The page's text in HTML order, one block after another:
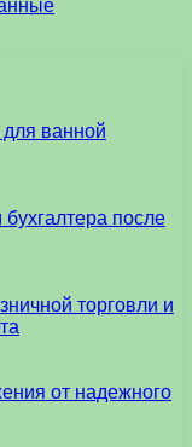
ванной
после
торговли и
от надежного